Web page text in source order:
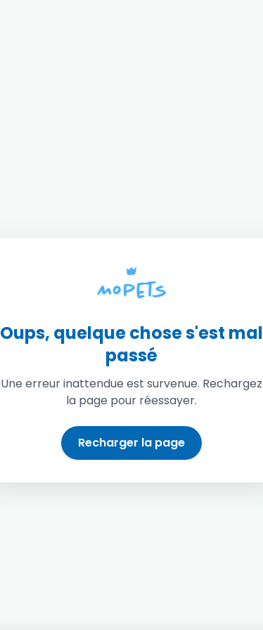
Oups, quelque chose s'est mal
passé
Une erreur inattendue est survenue. Rechargez
la page pour réessayer.
Recharger la page